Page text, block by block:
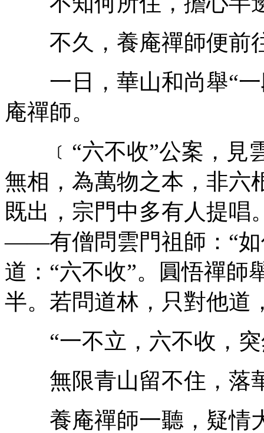
不久，養庵禪師便前
一日，華山和尚舉“一
庵禪師。
﹝“六不收”公案，見
無相，為萬物之本，非六
既出，宗門中多有人提唱
——有僧問雲門祖師：“如
道：“六不收”。圓悟禪師
半。若問道林，只對他道
“一不立，六不收，突
無限青山留不住，落
養庵禪師一聽，疑情